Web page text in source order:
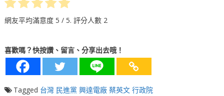
網友平均滿意度 5 / 5. 評分人數 2
喜歡嗎？快按讚、留言、分享出去哦！
Tagged 台灣 民進黨 興達電廠 蔡英文 行政院